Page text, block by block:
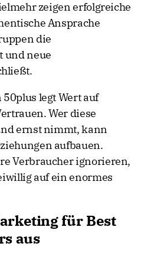
zeigen erfolgreiche
Ansprache
die
und neue
legt Wert auf
Wer diese
ernst nimmt, kann
aufbauen.
Verbraucher ignorieren,
auf ein enormes
für Best
aus